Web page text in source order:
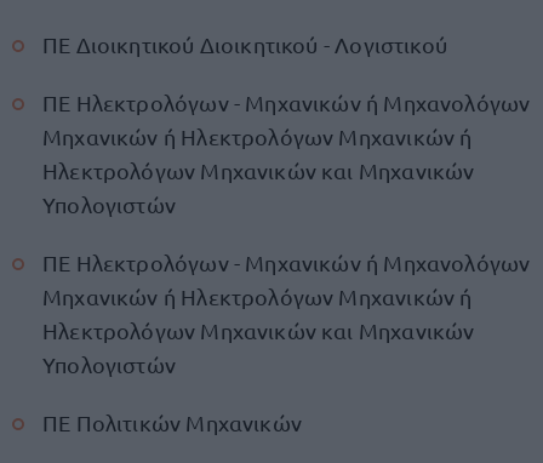
ΠΕ Διοικητικού Διοικητικού - Λογιστικού
ΠΕ Ηλεκτρολόγων - Μηχανικών ή Μηχανολόγων
Μηχανικών ή Ηλεκτρολόγων Μηχανικών ή
Ηλεκτρολόγων Μηχανικών και Μηχανικών
Υπολογιστών
ΠΕ Ηλεκτρολόγων - Μηχανικών ή Μηχανολόγων
Μηχανικών ή Ηλεκτρολόγων Μηχανικών ή
Ηλεκτρολόγων Μηχανικών και Μηχανικών
Υπολογιστών
ΠΕ Πολιτικών Μηχανικών